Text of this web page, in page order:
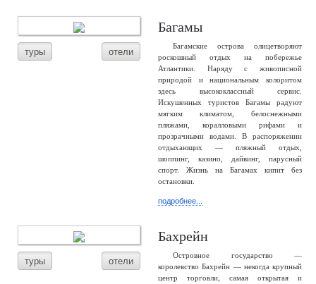
туры отели
Багамы
Багамские острова олицетворяют
роскошный отдых на побережье
Атлантики. Наряду с живописной
природой и национальным колоритом
здесь высококлассный сервис.
Искушенных туристов Багамы радуют
мягким климатом, белоснежными
пляжами, коралловыми рифами и
прозрачными водами. В распоряжении
отдыхающих — пляжный отдых,
шоппинг, казино, дайвинг, парусный
спорт. Жизнь на Багамах кипит без
остановки.
подробнее...
туры отели
Бахрейн
Островное государство —
королевство Бахрейн — некогда крупный
центр торговли, самая открытая и